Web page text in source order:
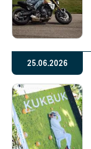
25.06.2026